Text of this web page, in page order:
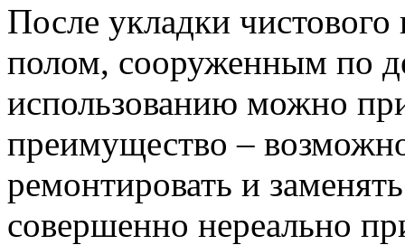
После укладки
полом, сооруженным по
использованию можно
преимущество –
ремонтировать и
совершенно нереально